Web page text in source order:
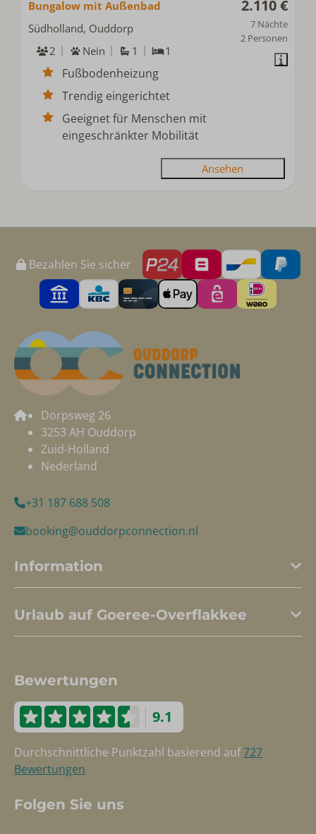
2.110 €
7 Nächte
2 Personen
Bungalow mit Außenbad
Südholland, Ouddorp
2
Nein 1 1
Fußbodenheizung
Trendig eingerichtet
Geeignet für Menschen mit
eingeschränkter Mobilität
Ansehen
Bezahlen Sie sicher
Dorpsweg 26
3253 AH Ouddorp
Zuid-Holland
Nederland
+31 187 688 508
booking@ouddorpconnection.nl
Information
Urlaub auf Goeree-Overflakkee
Bewertungen
9.1
Durchschnittliche Punktzahl basierend auf727
Bewertungen
Folgen Sie uns